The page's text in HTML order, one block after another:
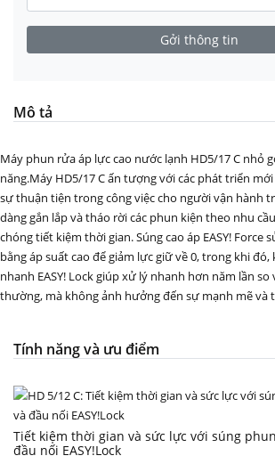
Mô tả
Máy phun rửa áp lực cao nước lạnh HD5/17 C nhỏ
năng.Máy HD5/17 C ấn tượng với các phát triển
sự thuận tiện trong công việc cho người vận hành
dàng gắn lắp và tháo rời các phun kiện theo nhu
chóng tiết kiệm thời gian. Súng cao áp EASY! Force
bằng áp suất cao để giảm lực giữ về 0, trong khi
nhanh EASY! Lock giúp xử lý nhanh hơn năm lần
thường, mà không ảnh hưởng đến sự mạnh mẽ và
Tính năng và ưu điểm
Tiết kiệm thời gian và sức lực với súng phun
đầu nối EASY!Lock